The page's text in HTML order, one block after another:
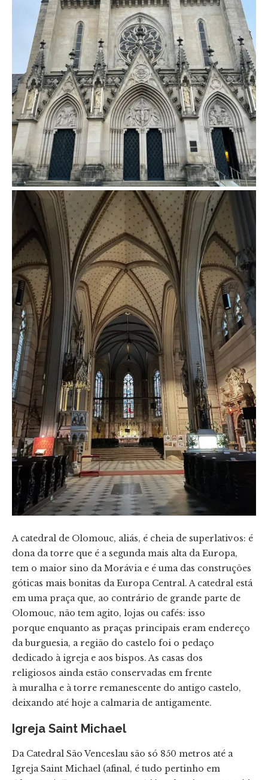
A catedral de Olomouc, aliás, é cheia de superlativos: é
dona da torre que é a segunda mais alta da Europa,
tem o maior sino da Morávia e é uma das construções
góticas mais bonitas da Europa Central. A catedral está
em uma praça que, ao contrário de grande parte de
Olomouc, não tem agito, lojas ou cafés: isso
porque enquanto as praças principais eram endereço
da burguesia, a região do castelo foi o pedaço
dedicado à igreja e aos bispos. As casas dos
religiosos ainda estão conservadas em frente
à muralha e à torre remanescente do antigo castelo,
deixando até hoje a calmaria de antigamente.
Igreja Saint Michael
Da Catedral São Venceslau são só 850 metros até a
Igreja Saint Michael (afinal, é tudo pertinho em